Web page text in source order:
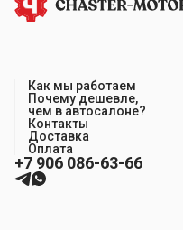
Как мы работаем
Почему дешевле,
чем в автосалоне?
Контакты
Доставка
Оплата
+7 906 086-63-66